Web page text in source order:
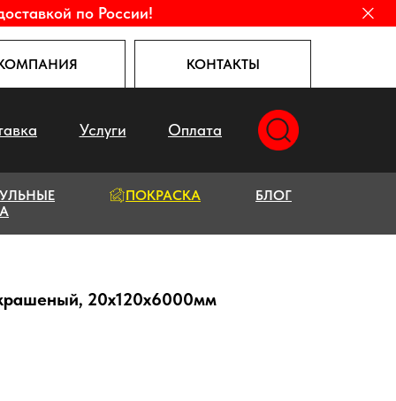
по России!
КОНТАКТЫ
Услуги Оплата
БЛОГ
ПОКРАСКА
20х120х6000мм